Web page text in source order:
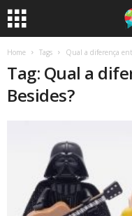
Home Tags Qual a diferença
Tag: Qual a
Besides?